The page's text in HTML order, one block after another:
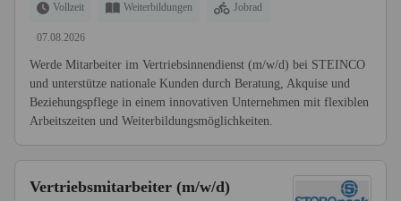
Vollzeit Weiterbildungen Jobrad
07.08.2026
Werde Mitarbeiter im Vertriebsinnendienst (m/w/d) bei STEINCO
und unterstütze nationale Kunden durch Beratung, Akquise und
Beziehungspflege in einem innovativen Unternehmen mit flexiblen
Arbeitszeiten und Weiterbildungsmöglichkeiten.
Vertriebsmitarbeiter (m/w/d)